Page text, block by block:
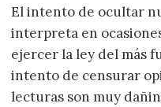
El intento de ocultar
interpreta en
ejercer la ley del más
intento de censurar
lecturas son muy